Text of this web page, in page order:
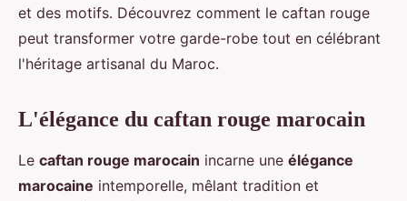
et des motifs. Découvrez comment le caftan rouge
peut transformer votre garde-robe tout en célébrant
l'héritage artisanal du Maroc.
L'élégance du caftan rouge marocain
Le caftan rouge marocain incarne une élégance
marocaine intemporelle, mêlant tradition et